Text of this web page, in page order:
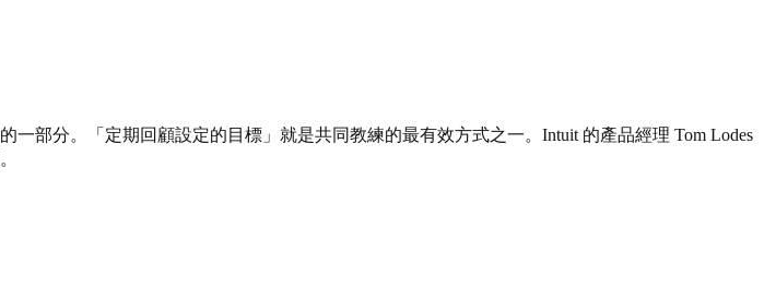
部分。「定期回顧設定的目標」就是共同教練的最有效方式之一。Intuit 的產品經理 Tom Lodes